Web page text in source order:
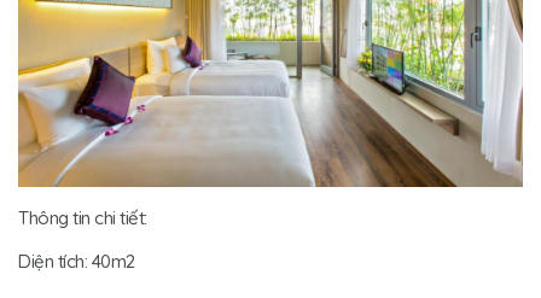
Thông tin chi tiết:
Diện tích: 40m2